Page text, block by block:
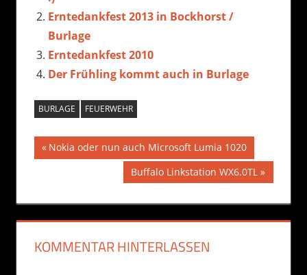
Erntedankfest 2013 in Bockhorst /
Burlage
Erntedankfest 2010
Der Frühling kommt auch in Burlage
BURLAGE FEUERWEHR
Beitragsnavigation
Vorheriger
Beitrag:
Nokia oder nun auch Microsoft Lumia 1020
Nächster
Beitrag:
Buffalo Linkstation WX6.0TL
KOMMENTAR HINTERLASSEN